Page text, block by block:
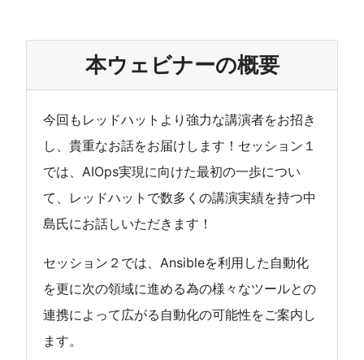
本ウェビナーの概要
今回もレッドハットより強力な講演者をお招き
し、貴重なお話をお届けします！セッション１
では、AIOps実現に向けた最初の一歩につい
て、レッドハットで数多くの講演実績を持つ中
島氏にお話しいただきます！
セッション２では、Ansibleを利用した自動化
を更に次の領域に進める為の様々なツールとの
連携によって広がる自動化の可能性をご案内し
ます。